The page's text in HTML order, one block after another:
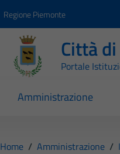
Regione Piemonte
Città
Portale
Amministrazione
Home / Amministrazione /